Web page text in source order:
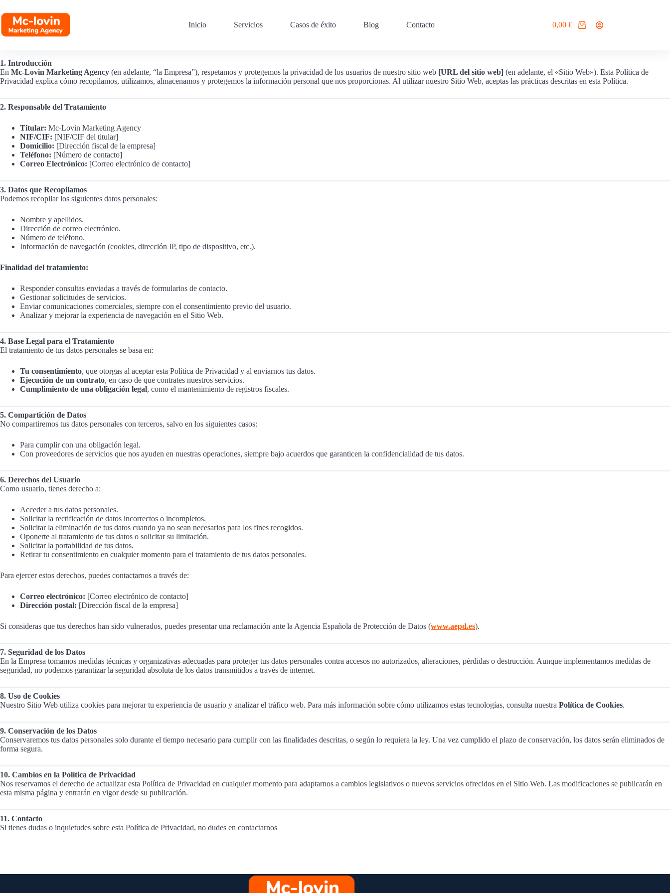
al
contenido
Inicio Servicios Casos de éxito Blog Contacto
Carro
0,00€
Política de privacidad
1. Introducción
En Mc-Lovin Marketing Agency (en adelante, “la Empresa”), respetamos y protegemos la privacidad de los usuarios de nuestro sitio web [URL del sitio web] (en adelante, el «Sitio Web»). Esta Política de
Privacidad explica cómo recopilamos, utilizamos, almacenamos y protegemos la información personal que nos proporcionas. Al utilizar nuestro Sitio Web, aceptas las prácticas descritas en esta Política.
2. Responsable del Tratamiento
Titular: Mc-Lovin Marketing Agency
NIF/CIF: [NIF/CIF del titular]
Domicilio: [Dirección fiscal de la empresa]
Teléfono: [Número de contacto]
Correo Electrónico: [Correo electrónico de contacto]
3. Datos que Recopilamos
Podemos recopilar los siguientes datos personales:
Nombre y apellidos.
Dirección de correo electrónico.
Número de teléfono.
Información de navegación (cookies, dirección IP, tipo de dispositivo, etc.).
Finalidad del tratamiento:
Responder consultas enviadas a través de formularios de contacto.
Gestionar solicitudes de servicios.
Enviar comunicaciones comerciales, siempre con el consentimiento previo del usuario.
Analizar y mejorar la experiencia de navegación en el Sitio Web.
4. Base Legal para el Tratamiento
El tratamiento de tus datos personales se basa en:
Tu consentimiento, que otorgas al aceptar esta Política de Privacidad y al enviarnos tus datos.
Ejecución de un contrato, en caso de que contrates nuestros servicios.
Cumplimiento de una obligación legal, como el mantenimiento de registros fiscales.
5. Compartición de Datos
No compartiremos tus datos personales con terceros, salvo en los siguientes casos:
Para cumplir con una obligación legal.
Con proveedores de servicios que nos ayuden en nuestras operaciones, siempre bajo acuerdos que garanticen la confidencialidad de tus datos.
6. Derechos del Usuario
Como usuario, tienes derecho a:
Acceder a tus datos personales.
Solicitar la rectificación de datos incorrectos o incompletos.
Solicitar la eliminación de tus datos cuando ya no sean necesarios para los fines recogidos.
Oponerte al tratamiento de tus datos o solicitar su limitación.
Solicitar la portabilidad de tus datos.
Retirar tu consentimiento en cualquier momento para el tratamiento de tus datos personales.
Para ejercer estos derechos, puedes contactarnos a través de:
Correo electrónico: [Correo electrónico de contacto]
Dirección postal: [Dirección fiscal de la empresa]
Si consideras que tus derechos han sido vulnerados, puedes presentar una reclamación ante la Agencia Española de Protección de Datos (www.aepd.es).
7. Seguridad de los Datos
En la Empresa tomamos medidas técnicas y organizativas adecuadas para proteger tus datos personales contra accesos no autorizados, alteraciones, pérdidas o destrucción. Aunque implementamos medidas de
seguridad, no podemos garantizar la seguridad absoluta de los datos transmitidos a través de internet.
8. Uso de Cookies
Nuestro Sitio Web utiliza cookies para mejorar tu experiencia de usuario y analizar el tráfico web. Para más información sobre cómo utilizamos estas tecnologías, consulta nuestra Política de Cookies.
9. Conservación de los Datos
Conservaremos tus datos personales solo durante el tiempo necesario para cumplir con las finalidades descritas, o según lo requiera la ley. Una vez cumplido el plazo de conservación, los datos serán eliminados de
forma segura.
10. Cambios en la Política de Privacidad
Nos reservamos el derecho de actualizar esta Política de Privacidad en cualquier momento para adaptarnos a cambios legislativos o nuevos servicios ofrecidos en el Sitio Web. Las modificaciones se publicarán en
esta misma página y entrarán en vigor desde su publicación.
11. Contacto
Si tienes dudas o inquietudes sobre esta Política de Privacidad, no dudes en contactarnos